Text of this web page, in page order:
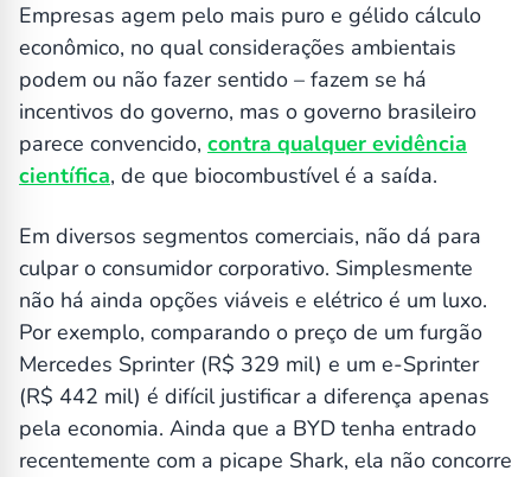
Empresas agem pelo mais puro e gélido cálculo
econômico, no qual considerações ambientais
podem ou não fazer sentido – fazem se há
incentivos do governo, mas o governo brasileiro
parece convencido, contra qualquer evidência
científica, de que biocombustível é a saída.
Em diversos segmentos comerciais, não dá para
culpar o consumidor corporativo. Simplesmente
não há ainda opções viáveis e elétrico é um luxo.
Por exemplo, comparando o preço de um furgão
Mercedes Sprinter (R$ 329 mil) e um e-Sprinter
(R$ 442 mil) é difícil justificar a diferença apenas
pela economia. Ainda que a BYD tenha entrado
recentemente com a picape Shark, ela não concorre